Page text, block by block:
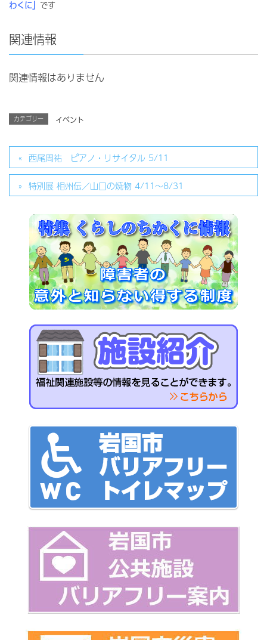
わくに」 です
関連情報
関連情報はありません
カテゴリー イベント
西尾周祐 ピアノ・リサイタル 5/11
特別展 相州伝／山口の焼物 4/11～8/31